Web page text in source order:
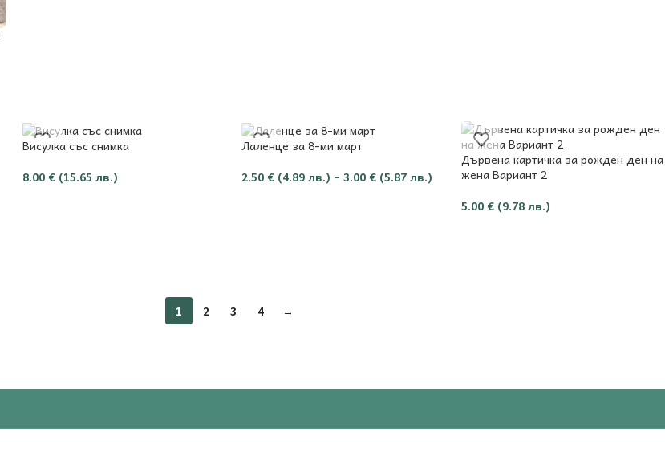
Висулка със снимка
8.00 € (15.65 лв.)
Лаленце за 8-ми март
2.50 € (4.89 лв.) – 3.00 € (5.87 лв.)
Дървена картичка за рожден ден на
жена Вариант 2
5.00 € (9.78 лв.)
1 2 3 4 →